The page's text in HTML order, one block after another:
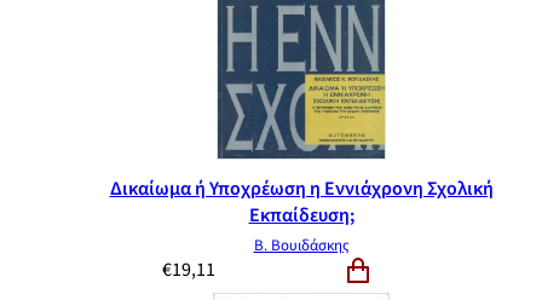
Δικαίωμα ή Υποχρέωση η Εννιάχρονη Σχολική
Εκπαίδευση;
Β. Βουιδάσκης
€19,11